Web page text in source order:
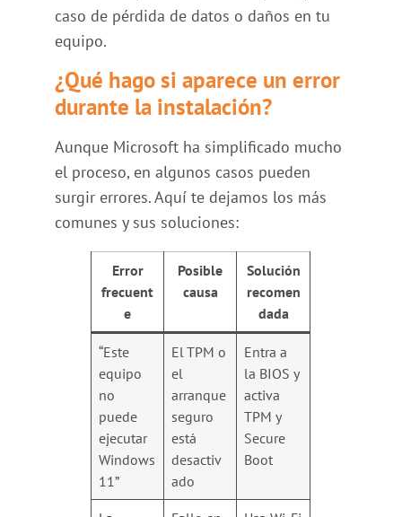
caso de pérdida de datos o daños en tu
equipo.
¿Qué hago si aparece un error
durante la instalación?
Aunque Microsoft ha simplificado mucho
el proceso, en algunos casos pueden
surgir errores. Aquí te dejamos los más
comunes y sus soluciones:
Error
frecuent
e
Posible
causa
Solución
recomen
dada
“Este
equipo
no
puede
ejecutar
Windows
11”
El TPM o
el
arranque
seguro
está
desactiv
ado
Entra a
la BIOS y
activa
TPM y
Secure
Boot